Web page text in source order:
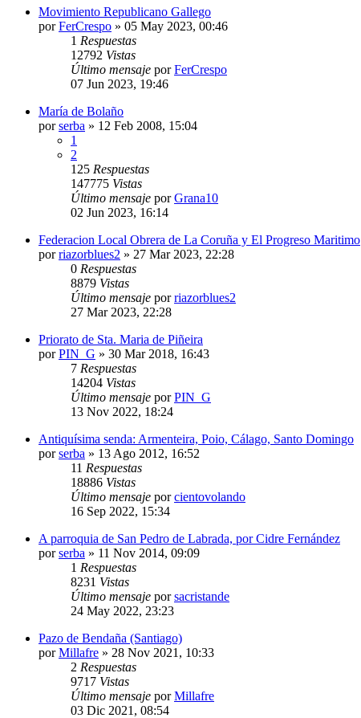
Movimiento Republicano Gallego
porFerCrespo » 05 May 2023, 00:46
1 Respuestas
12792 Vistas
Último mensaje porFerCrespo
07 Jun 2023, 19:46
María de Bolaño
porserba » 12 Feb 2008, 15:04
1
2
125 Respuestas
147775 Vistas
Último mensaje porGrana10
02 Jun 2023, 16:14
Federacion Local Obrera de La Coruña y El Progreso Maritimo
porriazorblues2 » 27 Mar 2023, 22:28
0 Respuestas
8879 Vistas
Último mensaje porriazorblues2
27 Mar 2023, 22:28
Priorato de Sta. Maria de Piñeira
porPIN_G » 30 Mar 2018, 16:43
7 Respuestas
14204 Vistas
Último mensaje porPIN_G
13 Nov 2022, 18:24
Antiquísima senda: Armenteira, Poio, Cálago, Santo Domingo
porserba » 13 Ago 2012, 16:52
11 Respuestas
18886 Vistas
Último mensaje porcientovolando
16 Sep 2022, 15:34
A parroquia de San Pedro de Labrada, por Cidre Fernández
porserba » 11 Nov 2014, 09:09
1 Respuestas
8231 Vistas
Último mensaje porsacristande
24 May 2022, 23:23
Pazo de Bendaña (Santiago)
porMillafre » 28 Nov 2021, 10:33
2 Respuestas
9717 Vistas
Último mensaje porMillafre
03 Dic 2021, 08:54